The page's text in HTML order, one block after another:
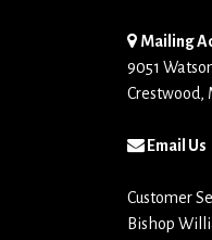
Mailing
9051
Crestwood,
Email Us
Customer
Bishop